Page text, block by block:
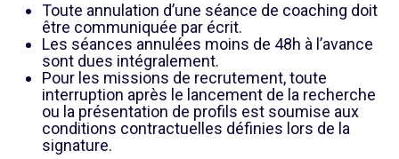
Toute annulation d’une séance de coaching doit
être communiquée par écrit.
Les séances annulées moins de 48h à l’avance
sont dues intégralement.
Pour les missions de recrutement, toute
interruption après le lancement de la recherche
ou la présentation de profils est soumise aux
conditions contractuelles définies lors de la
signature.